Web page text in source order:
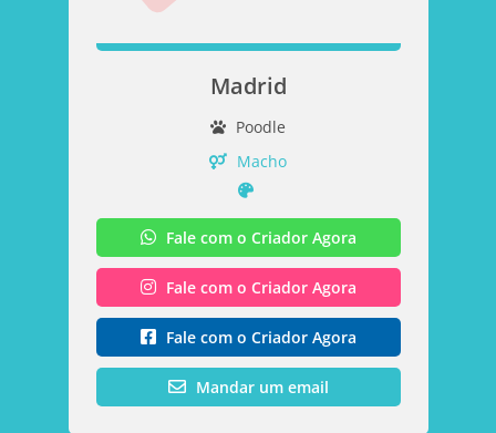
Madrid
Poodle
Macho
Fale com o Criador Agora
Fale com o Criador Agora
Fale com o Criador Agora
Mandar um email